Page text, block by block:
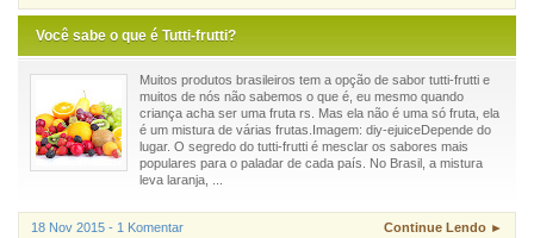
Você sabe o que é Tutti-frutti?
Muitos produtos brasileiros tem a opção de sabor tutti-frutti e
muitos de nós não sabemos o que é, eu mesmo quando
criança acha ser uma fruta rs. Mas ela não é uma só fruta, ela
é um mistura de várias frutas.Imagem: diy-ejuiceDepende do
lugar. O segredo do tutti-frutti é mesclar os sabores mais
populares para o paladar de cada país. No Brasil, a mistura
leva laranja, ...
18 Nov 2015 - 1 Komentar Continue Lendo ►